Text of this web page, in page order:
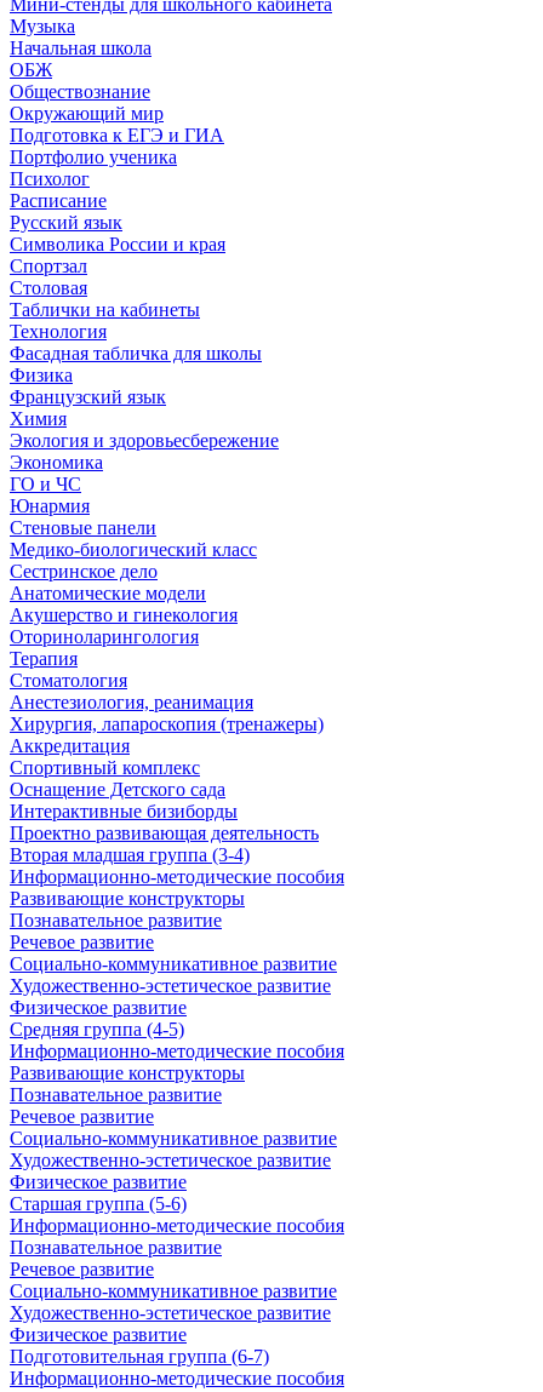
Мини-стенды для школьного кабинета
Музыка
Начальная школа
ОБЖ
Обществознание
Окружающий мир
Подготовка к ЕГЭ и ГИА
Портфолио ученика
Психолог
Расписание
Русский язык
Символика России и края
Спортзал
Столовая
Таблички на кабинеты
Технология
Фасадная табличка для школы
Физика
Французский язык
Химия
Экология и здоровьесбережение
Экономика
ГО и ЧС
Юнармия
Стеновые панели
Медико-биологический класс
Сестринское дело
Анатомические модели
Акушерство и гинекология
Оториноларингология
Терапия
Стоматология
Анестезиология, реанимация
Хирургия, лапароскопия (тренажеры)
Аккредитация
Спортивный комплекс
Оснащение Детского сада
Интерактивные бизиборды
Проектно развивающая деятельность
Вторая младшая группа (3-4)
Информационно-методические пособия
Развивающие конструкторы
Познавательное развитие
Речевое развитие
Социально-коммуникативное развитие
Художественно-эстетическое развитие
Физическое развитие
Средняя группа (4-5)
Информационно-методические пособия
Развивающие конструкторы
Познавательное развитие
Речевое развитие
Социально-коммуникативное развитие
Художественно-эстетическое развитие
Физическое развитие
Старшая группа (5-6)
Информационно-методические пособия
Познавательное развитие
Речевое развитие
Социально-коммуникативное развитие
Художественно-эстетическое развитие
Физическое развитие
Подготовительная группа (6-7)
Информационно-методические пособия